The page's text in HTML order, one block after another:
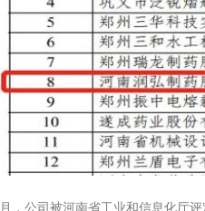
月，公司被河南省工业和信息化厅